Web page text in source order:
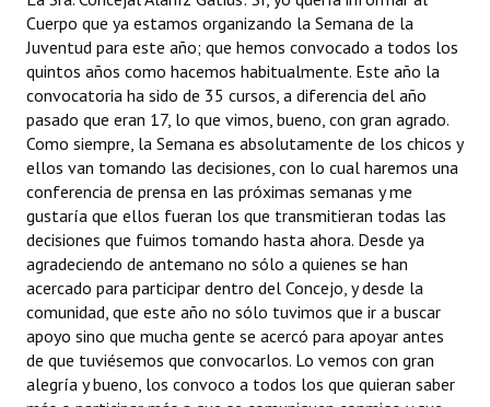
Cuerpo que ya estamos organizando la Semana de la
Juventud para este año; que hemos convocado a todos los
quintos años como hacemos habitualmente. Este año la
convocatoria ha sido de 35 cursos, a diferencia del año
pasado que eran 17, lo que vimos, bueno, con gran agrado.
Como siempre, la Semana es absolutamente de los chicos y
ellos van tomando las decisiones, con lo cual haremos una
conferencia de prensa en las próximas semanas y me
gustaría que ellos fueran los que transmitieran todas las
decisiones que fuimos tomando hasta ahora. Desde ya
agradeciendo de antemano no sólo a quienes se han
acercado para participar dentro del Concejo, y desde la
comunidad, que este año no sólo tuvimos que ir a buscar
apoyo sino que mucha gente se acercó para apoyar antes
de que tuviésemos que convocarlos. Lo vemos con gran
alegría y bueno, los convoco a todos los que quieran saber